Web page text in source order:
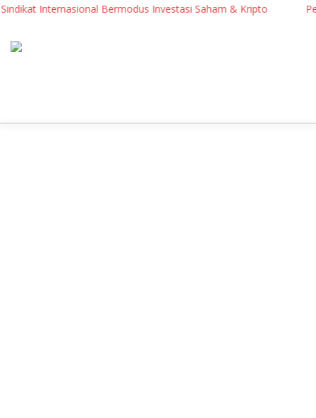
Internasional Bermodus Investasi Saham & Kripto